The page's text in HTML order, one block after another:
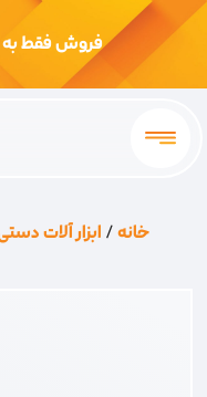
فروش فقط
خانه/ابزار آلات